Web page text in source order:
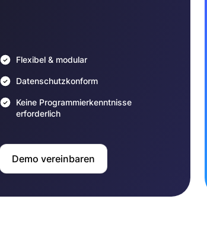
Flexibel & modular
Datenschutzkonform
Keine Programmierkenntnisse
erforderlich
Demo vereinbaren